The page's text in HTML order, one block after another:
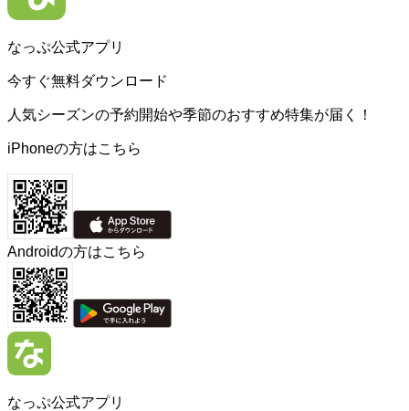
なっぷ公式アプリ
今すぐ無料ダウンロード
人気シーズンの予約開始や季節のおすすめ特集が届く！
iPhoneの方はこちら
Androidの方はこちら
なっぷ公式アプリ